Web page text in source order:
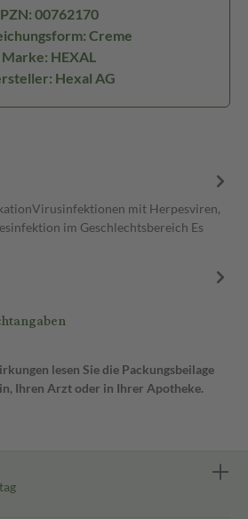
PZN: 00762170
Creme
Marke: HEXAL
Hexal AG
mit Herpesviren,
im Geschlechtsbereich Es
lesen Sie die Packungsbeilage
Ihren Arzt oder in Ihrer Apotheke.